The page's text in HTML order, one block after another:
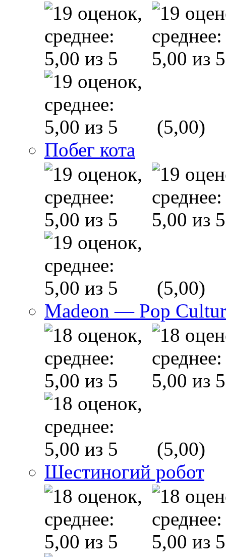
(5,00)
Побег кота
(5,00)
Madeon — Pop
(5,00)
Шестиногий робот